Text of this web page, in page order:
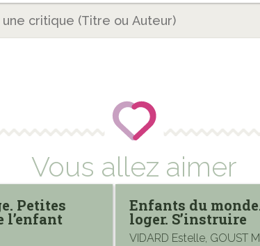
Vous allez aimer
Enfants du monde.
loger. S’instruire
VIDARD Estelle, GOUST